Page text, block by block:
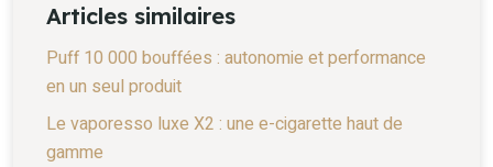
Articles similaires
Puff 10 000 bouffées : autonomie et performance
en un seul produit
Le vaporesso luxe X2 : une e-cigarette haut de
gamme